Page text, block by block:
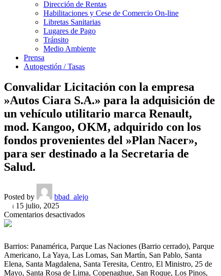
Dirección de Rentas
Habilitaciones y Cese de Comercio On-line
Libretas Sanitarias
Lugares de Pago
Tránsito
Medio Ambiente
Prensa
Autogestión / Tasas
Convalidar Licitación con la empresa
»Autos Ciara S.A.» para la adquisición de
un vehículo utilitario marca Renault,
mod. Kangoo, OKM, adquirido con los
fondos provenientes del »Plan Nacer»,
para ser destinado a la Secretaria de
Salud.
Posted by
bbad_alejo
On 15 julio, 2025
Comentarios desactivadosen
la
empresa
»Autos
Barrios: Panamérica, Parque Las Naciones (Barrio cerrado), Parque
Americano, La Yaya, Las Lomas, San Martín, San Pablo, Santa
Elena, Santa Magdalena, Santa Teresita, Centro, El Ministro, 25 de
Mayo, Santa Rosa de Lima, Copenaghue, San Roque, Los Pinos,